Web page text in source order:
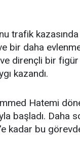
trafik
bir daha
dirençli bir
kazandı.
Hatemi
başladı. Daha
kadar bu